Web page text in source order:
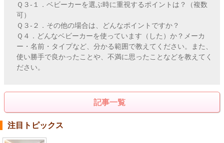
Ｑ３-１．ベビーカーを選ぶ時に重視するポイントは？（複数
可）
Ｑ３-２．その他の場合は、どんなポイントですか？
Ｑ４．どんなベビーカーを使っています（した）か？メーカ
ー・名前・タイプなど、分かる範囲で教えてください。また、
使い勝手で良かったことや、不満に思ったことなどを教えてく
ださい。
記事一覧
注目トピックス